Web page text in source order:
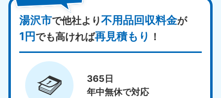
湯沢市で他社より不用品回収料金が
1円でも高ければ再見積もり ！
365日
年中無休で対応